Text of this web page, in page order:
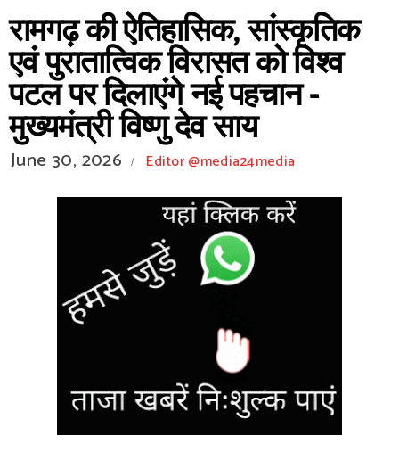
रामगढ़ की ऐतिहासिक, सांस्कृतिक
एवं पुरातात्विक विरासत को विश्व
पटल पर दिलाएंगे नई पहचान -
मुख्यमंत्री विष्णु देव साय
June 30, 2026 / Editor @media24media